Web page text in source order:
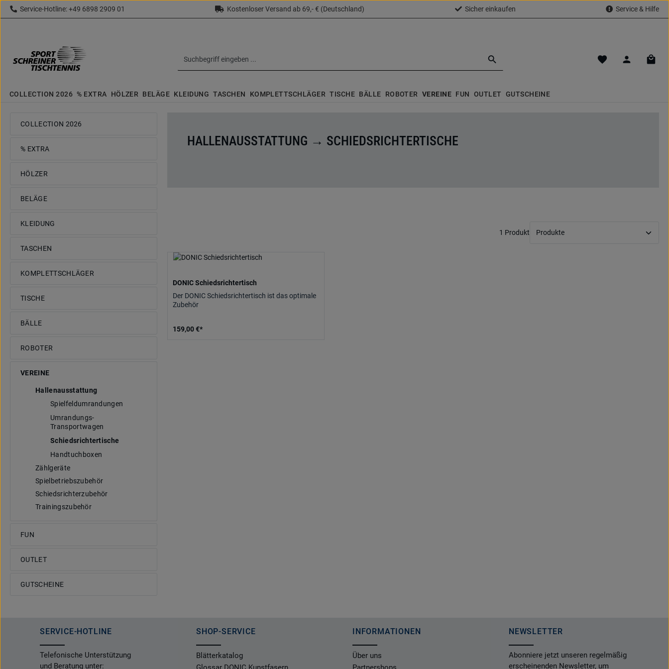
Hauptinhalt springen
Zur Suche springen
Zur Hauptnavigation springen
Service-Hotline: +49 6898 2909 01 Kostenloser Versand ab 69,- € (Deutschland) Sicher einkaufen
Service & Hilfe
Du hast 0 Produkte
COLLECTION 2026 % EXTRA HÖLZER BELÄGE KLEIDUNG TASCHEN KOMPLETTSCHLÄGER TISCHE BÄLLE ROBOTER VEREINE FUN OUTLET GUTSCHEINE
COLLECTION 2026
% EXTRA
HÖLZER
BELÄGE
KLEIDUNG
TASCHEN
KOMPLETTSCHLÄGER
TISCHE
BÄLLE
ROBOTER
VEREINE
Hallenausstattung
Spielfeldumrandungen
Umrandungs-
Transportwagen
Schiedsrichtertische
Handtuchboxen
Zählgeräte
Spielbetriebszubehör
Schiedsrichterzubehör
Trainingszubehör
FUN
OUTLET
GUTSCHEINE
HALLENAUSSTATTUNG → SCHIEDSRICHTERTISCHE
1 Produkt
DONIC Schiedsrichtertisch
Der DONIC Schiedsrichtertisch ist das optimale
Zubehör
159,00 €*
SERVICE-HOTLINE
Telefonische Unterstützung
und Beratung unter:
SHOP-SERVICE
Blätterkatalog
INFORMATIONEN
Über uns
NEWSLETTER
Abonniere jetzt unseren regelmäßig
erscheinenden Newsletter, um